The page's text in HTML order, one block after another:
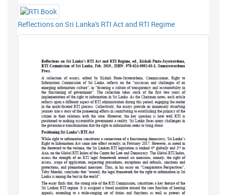
Reflections on Sri Lanka's RTI Act and RTI Regime